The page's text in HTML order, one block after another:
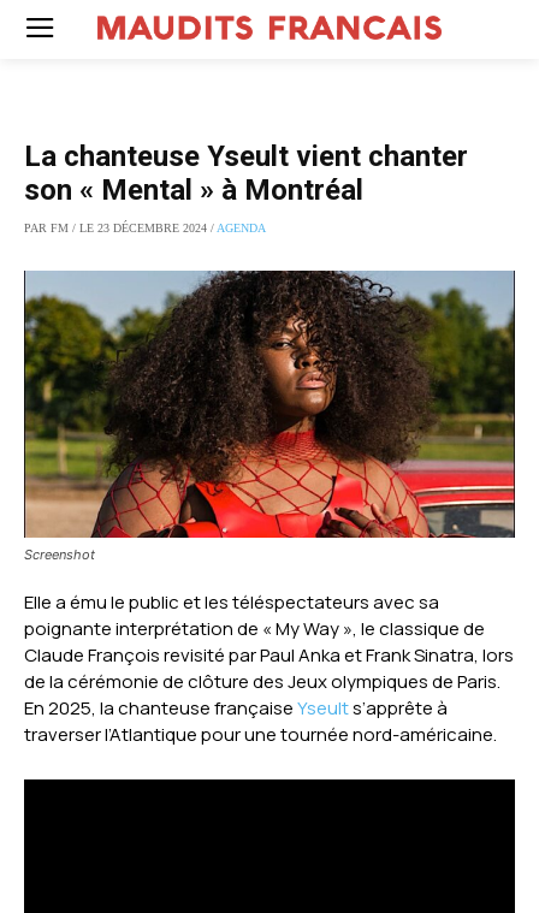
La chanteuse Yseult vient chanter
son « Mental » à Montréal
PAR FM / LE 23 DÉCEMBRE 2024 /AGENDA
Screenshot
Elle a ému le public et les téléspectateurs avec sa
poignante interprétation de « My Way », le classique de
Claude François revisité par Paul Anka et Frank Sinatra, lors
de la cérémonie de clôture des Jeux olympiques de Paris.
En 2025, la chanteuse françaiseYseults’apprête à
traverser l’Atlantique pour une tournée nord-américaine.